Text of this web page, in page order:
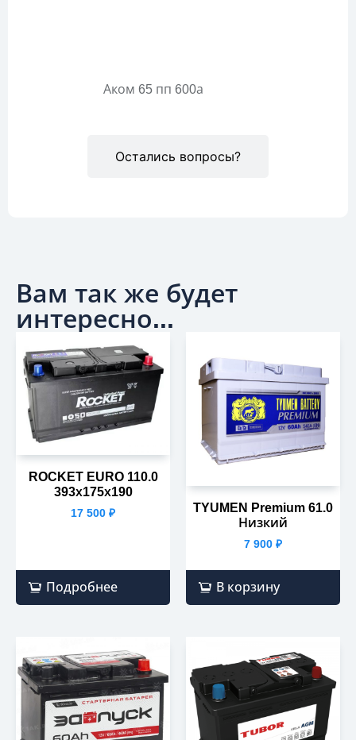
Остались вопросы?
Аком 65 пп 600а
Вам так же будет
интересно...
ROCKET EURO 110.0
393х175х190
17 500 ₽
Подробнее
TYUMEN Premium 61.0
Низкий
7 900 ₽
В корзину